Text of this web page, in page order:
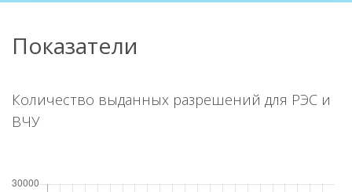
Показатели
Количество выданных разрешений для РЭС и
ВЧУ